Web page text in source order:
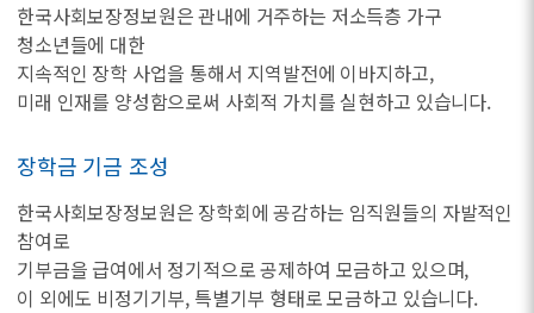
한국사회보장정보원은 관내에 거주하는 저소득층 가구
청소년들에 대한
지속적인 장학 사업을 통해서 지역발전에 이바지하고,
미래 인재를 양성함으로써 사회적 가치를 실현하고 있습니다.
장학금 기금 조성
한국사회보장정보원은 장학회에 공감하는 임직원들의 자발적인
참여로
기부금을 급여에서 정기적으로 공제하여 모금하고 있으며,
이 외에도 비정기기부, 특별기부 형태로 모금하고 있습니다.